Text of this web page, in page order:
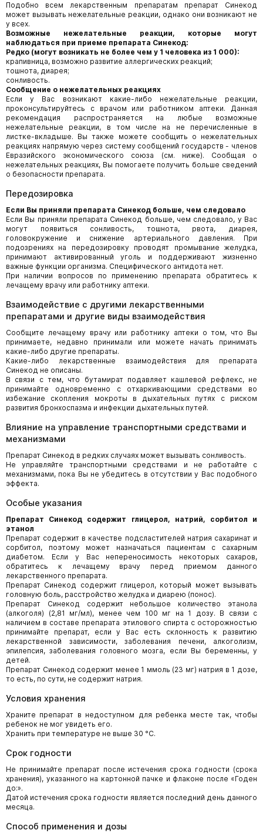
Подобно всем лекарственным препаратам препарат Синекод
может вызывать нежелательные реакции, однако они возникают не
у всех.
Возможные нежелательные реакции, которые могут
наблюдаться при приеме препарата Синекод:
Редко (могут возникать не более чем у 1 человека из 1 000):
крапивница, возможно развитие аллергических реакций;
тошнота, диарея;
сонливость.
Сообщение о нежелательных реакциях
Если у Вас возникают какие-либо нежелательные реакции,
проконсультируйтесь с врачом или работником аптеки. Данная
рекомендация распространяется на любые возможные
нежелательные реакции, в том числе на не перечисленные в
листке-вкладыше. Вы также можете сообщить о нежелательных
реакциях напрямую через систему сообщений государств - членов
Евразийского экономического союза (см. ниже). Сообщая о
нежелательных реакциях, Вы помогаете получить больше сведений
о безопасности препарата.
Передозировка
Если Вы приняли препарата Синекод больше, чем следовало
Если Вы приняли препарата Синекод больше, чем следовало, у Вас
могут появиться сонливость, тошнота, рвота, диарея,
головокружение и снижение артериального давления. При
подозрениях на передозировку проводят промывание желудка,
принимают активированный уголь и поддерживают жизненно
важные функции организма. Специфического антидота нет.
При наличии вопросов по применению препарата обратитесь к
лечащему врачу или работнику аптеки.
Взаимодействие с другими лекарственными
препаратами и другие виды взаимодействия
Сообщите лечащему врачу или работнику аптеки о том, что Вы
принимаете, недавно принимали или можете начать принимать
какие-либо другие препараты.
Какие-либо лекарственные взаимодействия для препарата
Синекод не описаны.
В связи с тем, что бутамират подавляет кашлевой рефлекс, не
принимайте одновременно с отхаркивающими средствами во
избежание скопления мокроты в дыхательных путях с риском
развития бронхоспазма и инфекции дыхательных путей.
Влияние на управление транспортными средствами и
механизмами
Препарат Синекод в редких случаях может вызывать сонливость.
Не управляйте транспортными средствами и не работайте с
механизмами, пока Вы не убедитесь в отсутствии у Вас подобного
эффекта.
Особые указания
Препарат Синекод содержит глицерол, натрий, сорбитол и
этанол
Препарат содержит в качестве подсластителей натрия сахаринат и
сорбитол, поэтому может назначаться пациентам с сахарным
диабетом. Если у Вас непереносимость некоторых сахаров,
обратитесь к лечащему врачу перед приемом данного
лекарственного препарата.
Препарат Синекод содержит глицерол, который может вызывать
головную боль, расстройство желудка и диарею (понос).
Препарат Синекод содержит небольшое количество этанола
(алкоголя) (2,81 мг/мл), менее чем 100 мг на 1 дозу. В связи с
наличием в составе препарата этилового спирта с осторожностью
принимайте препарат, если у Вас есть склонность к развитию
лекарственной зависимости, заболевания печени, алкоголизм,
эпилепсия, заболевания головного мозга, если Вы беременны, у
детей.
Препарат Синекод содержит менее 1 ммоль (23 мг) натрия в 1 дозе,
то есть, по сути, не содержит натрия.
Условия хранения
Храните препарат в недоступном для ребенка месте так, чтобы
ребенок не мог увидеть его.
Хранить при температуре не выше 30 °С.
Срок годности
Не принимайте препарат после истечения срока годности (срока
хранения), указанного на картонной пачке и флаконе после «Годен
до:».
Датой истечения срока годности является последний день данного
месяца.
Способ применения и дозы